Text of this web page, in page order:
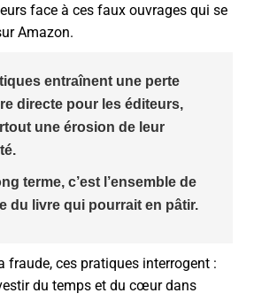
face à ces faux ouvrages qui se
Amazon.
entraînent une perte
directe pour les éditeurs,
une érosion de leur
terme, c’est l’ensemble de
du livre qui pourrait en pâtir.
fraude, ces pratiques interrogent :
du temps et du cœur dans